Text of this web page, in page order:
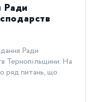
Ради
Ради
Тернопільщини. На
ряд питань, що